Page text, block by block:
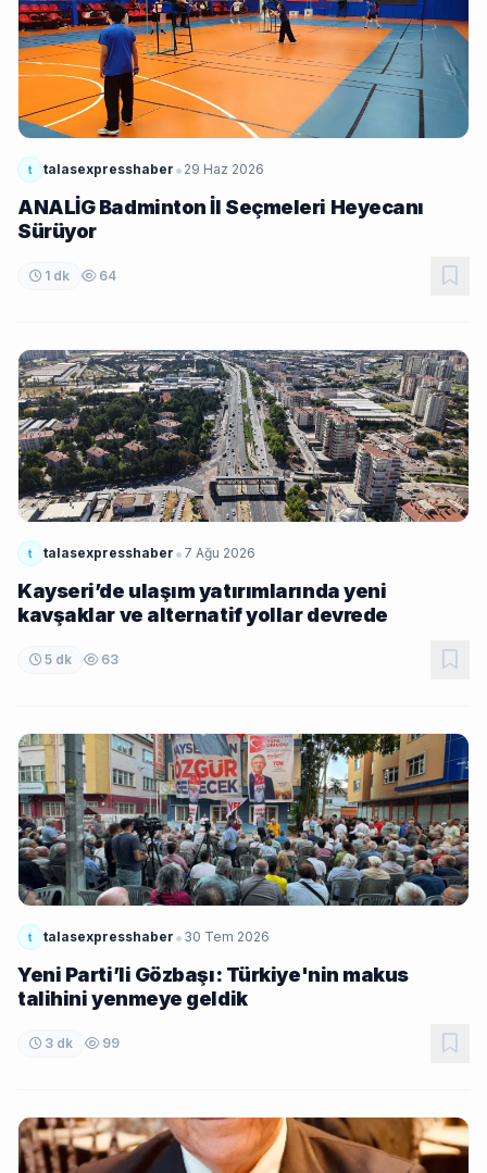
t talasexpresshaber • 29 Haz 2026
ANALİG Badminton İl Seçmeleri Heyecanı
Sürüyor
1 dk 64
t talasexpresshaber • 7 Ağu 2026
Kayseri’de ulaşım yatırımlarında yeni
kavşaklar ve alternatif yollar devrede
5 dk 63
t talasexpresshaber • 30 Tem 2026
Yeni Parti’li Gözbaşı: Türkiye'nin makus
talihini yenmeye geldik
3 dk 99